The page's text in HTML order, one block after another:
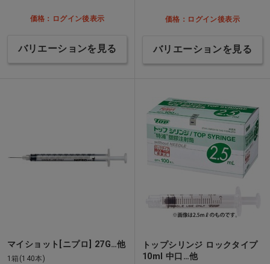
価格：ログイン後表示
バリエーションを見る
価格：ログイン後表示
バリエーションを見る
マイショット[ニプロ] 27G…他
1箱(140本)
トップシリンジ ロックタイプ
10ml 中口…他